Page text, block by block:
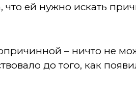
ей нужно искать
– ничто не
до того, как